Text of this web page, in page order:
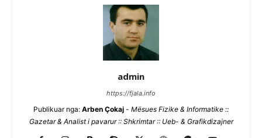
admin
https://fjala.info
Publikuar nga: Arben Çokaj - Mësues Fizike & Informatike ::
Gazetar & Analist i pavarur :: Shkrimtar :: Ueb- & Grafikdizajner